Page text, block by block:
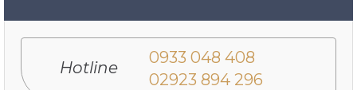
Hotline
0933 048 408
02923 894 296